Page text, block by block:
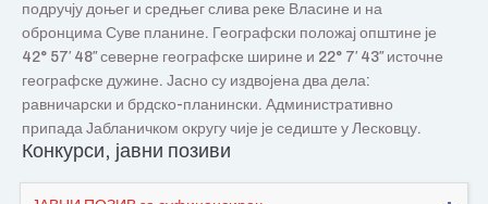
подручју доњег и средњег слива реке Власине и на
обронцима Суве планине. Географски положај општине је
42° 57′ 48″ северне географске ширине и 22° 7′ 43″ источне
географске дужине. Јасно су издвојена два дела:
равничарски и брдско-планински. Административно
припада Јабланичком округу чије је седиште у Лесковцу.
Конкурси, јавни позиви